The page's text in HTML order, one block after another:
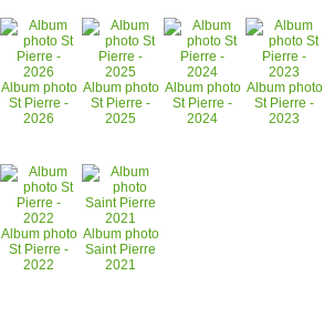
Album photo
St Pierre -
2026
Album photo
St Pierre -
2025
Album photo
St Pierre -
2024
Album photo
St Pierre -
2023
Album photo
St Pierre -
2022
Album photo
Saint Pierre
2021